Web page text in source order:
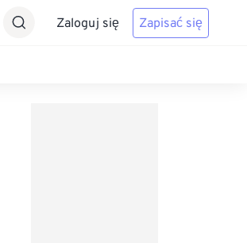
Zaloguj się Zapisać się